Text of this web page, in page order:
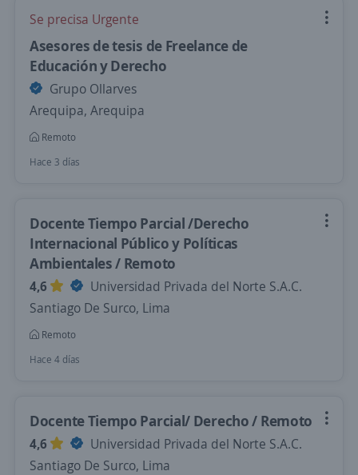
Se precisa Urgente
Asesores de tesis de Freelance de
Educación y Derecho
Grupo Ollarves
Arequipa, Arequipa
Remoto
Hace 3 días
Docente Tiempo Parcial /Derecho
Internacional Público y Políticas
Ambientales / Remoto
4,6
Universidad Privada del Norte S.A.C.
Santiago De Surco, Lima
Remoto
Hace 4 días
Docente Tiempo Parcial/ Derecho / Remoto
4,6
Universidad Privada del Norte S.A.C.
Santiago De Surco, Lima